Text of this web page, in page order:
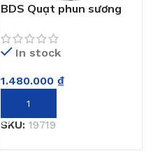
BDS Quạt phun sương
In stock
1.480.000 ₫
THÊM VÀO GIỎ HÀNG
SKU: 19719